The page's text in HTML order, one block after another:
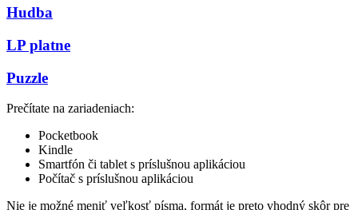
Hudba
LP platne
Puzzle
Prečítate na zariadeniach:
Pocketbook
Kindle
Smartfón či tablet s príslušnou aplikáciou
Počítač s príslušnou aplikáciou
Nie je možné meniť veľkosť písma, formát je preto vhodný skôr pre